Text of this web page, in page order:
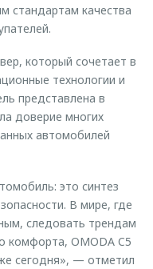
стандартам качества
который сочетает в
технологии и
представлена в
доверие многих
автомобилей
это синтез
В мире, где
следовать трендам
комфорта, OMODA C5
сегодня», — отметил